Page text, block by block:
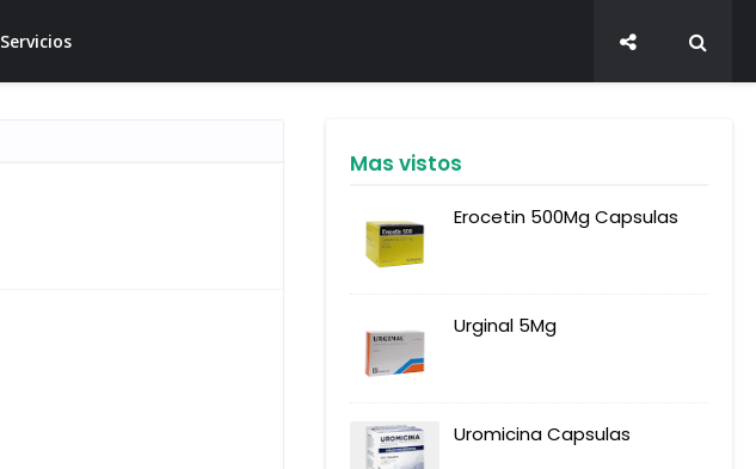
Servicios
Mas vistos
Erocetin 500Mg Capsulas
Urginal 5Mg
Uromicina Capsulas